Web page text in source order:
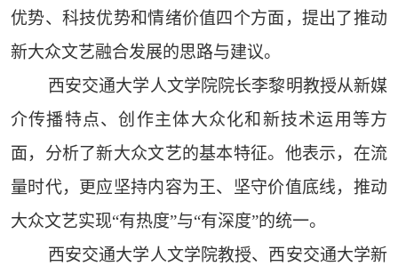
优势、科技优势和情绪价值四个方面，提出了推动
新大众文艺融合发展的思路与建议。
西安交通大学人文学院院长李黎明教授从新媒
介传播特点、创作主体大众化和新技术运用等方
面，分析了新大众文艺的基本特征。他表示，在流
量时代，更应坚持内容为王、坚守价值底线，推动
大众文艺实现“有热度”与“有深度”的统一。
西安交通大学人文学院教授、西安交通大学新